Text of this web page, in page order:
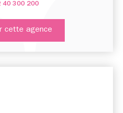
40 300 200
cette agence